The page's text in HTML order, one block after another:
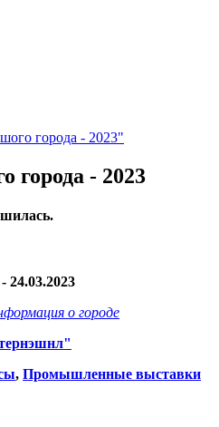
города - 2023"
города - 2023
24.03.2023
о городе
, Промышленные выставки